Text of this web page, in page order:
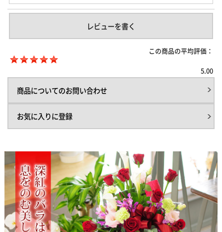
レビューを書く
この商品の平均評価：
5.00
商品についてのお問い合わせ
お気に入りに登録